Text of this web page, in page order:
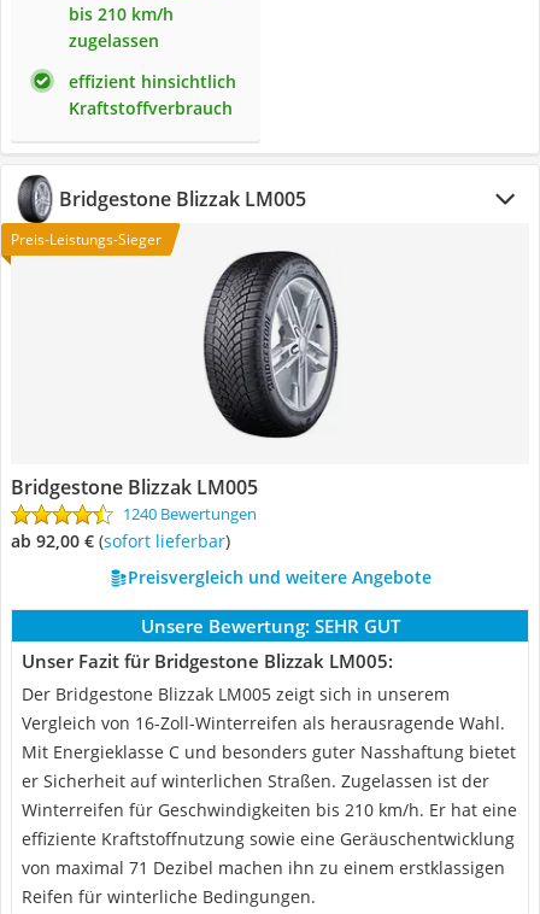
bis 210 km/h
zugelassen
effizient hinsichtlich
Kraftstoffverbrauch
Bridgestone Blizzak LM005
Preis-Leistungs-Sieger
Bridgestone Blizzak LM005
1240 Bewertungen
ab 92,00 € ( Sofort lieferbar)
Preisvergleich und weitere Angebote
Unsere Bewertung: SEHR GUT
Unser Fazit für Bridgestone Blizzak LM005:
Der Bridgestone Blizzak LM005 zeigt sich in unserem
Vergleich von 16-Zoll-Winterreifen als herausragende Wahl.
Mit Energieklasse C und besonders guter Nasshaftung bietet
er Sicherheit auf winterlichen Straßen. Zugelassen ist der
Winterreifen für Geschwindigkeiten bis 210 km/h. Er hat eine
effiziente Kraftstoffnutzung sowie eine Geräuschentwicklung
von maximal 71 Dezibel machen ihn zu einem erstklassigen
Reifen für winterliche Bedingungen.